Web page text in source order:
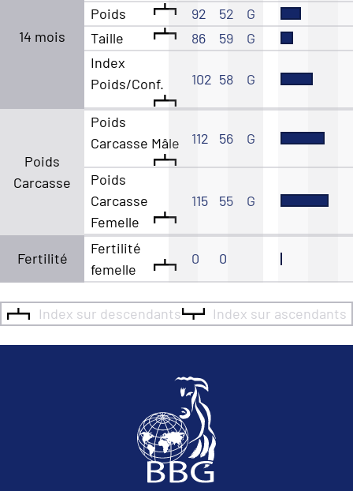
14 mois
Poids
92 52
G
Taille
86 59
G
Index
Poids/Conf.
102 58 G
Poids
Carcasse
Poids
Carcasse Mâle
112 56 G
Poids
Carcasse
Femelle
115 55 G
Fertilité
Fertilité
femelle
0 0
Index sur descendants Index sur ascendants